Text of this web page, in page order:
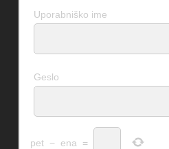
Uporabniško ime
Geslo
pet − ena =